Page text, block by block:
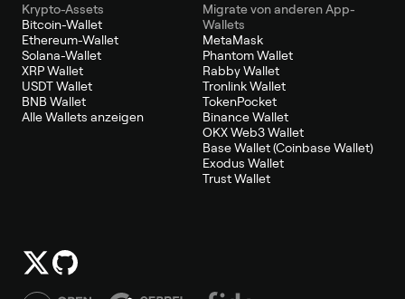
Krypto-Assets
Bitcoin-Wallet
Ethereum-Wallet
Solana-Wallet
XRP Wallet
USDT Wallet
BNB Wallet
Alle Wallets anzeigen
Migrate von anderen App-
Wallets
MetaMask
Phantom Wallet
Rabby Wallet
Tronlink Wallet
TokenPocket
Binance Wallet
OKX Web3 Wallet
Base Wallet (Coinbase Wallet)
Exodus Wallet
Trust Wallet